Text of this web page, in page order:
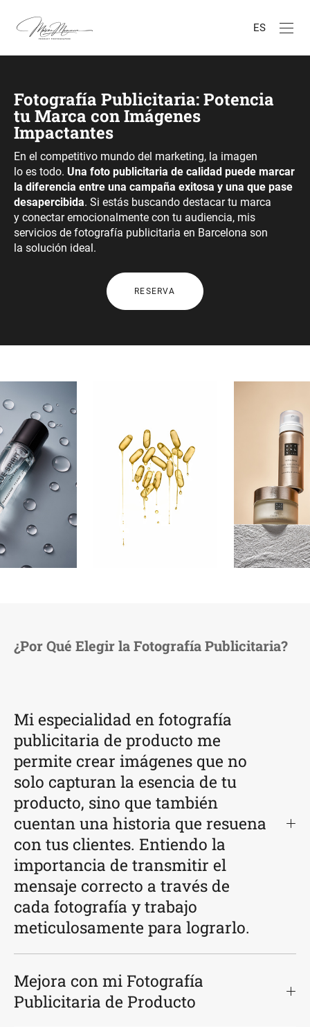
ES
Fotografía Publicitaria: Potencia
tu Marca con Imágenes
Impactantes
En el competitivo mundo del marketing, la imagen
lo es todo. Una foto publicitaria de calidad puede marcar
la diferencia entre una campaña exitosa y una que pase
desapercibida. Si estás buscando destacar tu marca
y conectar emocionalmente con tu audiencia, mis
servicios de fotografía publicitaria en Barcelona son
la solución ideal.
RESERVA
¿Por Qué Elegir la Fotografía Publicitaria?
Mi especialidad en fotografía
publicitaria de producto me
permite crear imágenes que no
solo capturan la esencia de tu
producto, sino que también
cuentan una historia que resuena
con tus clientes. Entiendo la
importancia de transmitir el
mensaje correcto a través de
cada fotografía y trabajo
meticulosamente para lograrlo.
Mejora con mi Fotografía
Publicitaria de Producto